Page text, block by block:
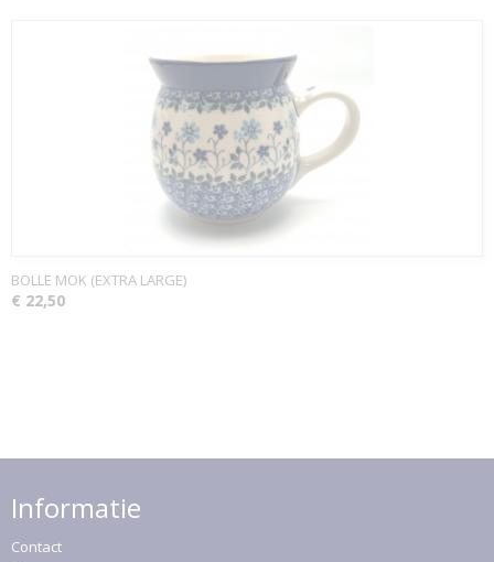
BOLLE MOK (EXTRA LARGE)
€ 22,50
Informatie
Contact